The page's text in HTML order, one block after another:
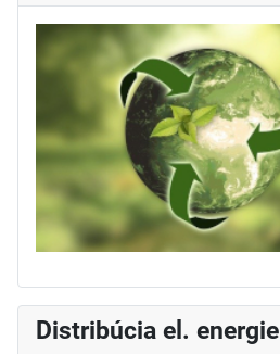
Distribúcia el. energie